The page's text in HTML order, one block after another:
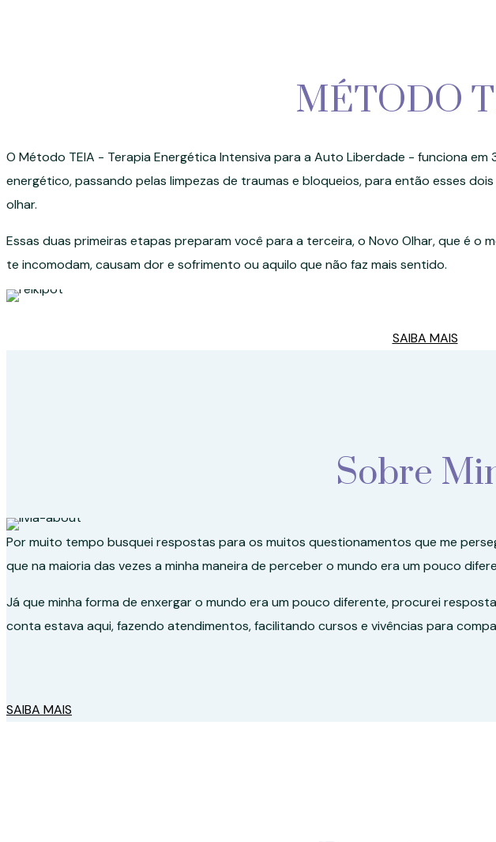
MÉTODO
O Método TEIA - Terapia Energética Intensiva para a Auto Liberdade - funciona
energético, passando pelas limpezas de traumas e bloqueios, para então esses
olhar.
Essas duas primeiras etapas preparam você para a terceira, o Novo Olhar, que é o
te incomodam, causam dor e sofrimento ou aquilo que não faz mais sentido.
SAIBA MAIS
Sobre
Por muito tempo busquei respostas para os muitos questionamentos que me
que na maioria das vezes a minha maneira de perceber o mundo era um pouco
Já que minha forma de enxergar o mundo era um pouco diferente, procurei
conta estava aqui, fazendo atendimentos, facilitando cursos e vivências para
SAIBA MAIS